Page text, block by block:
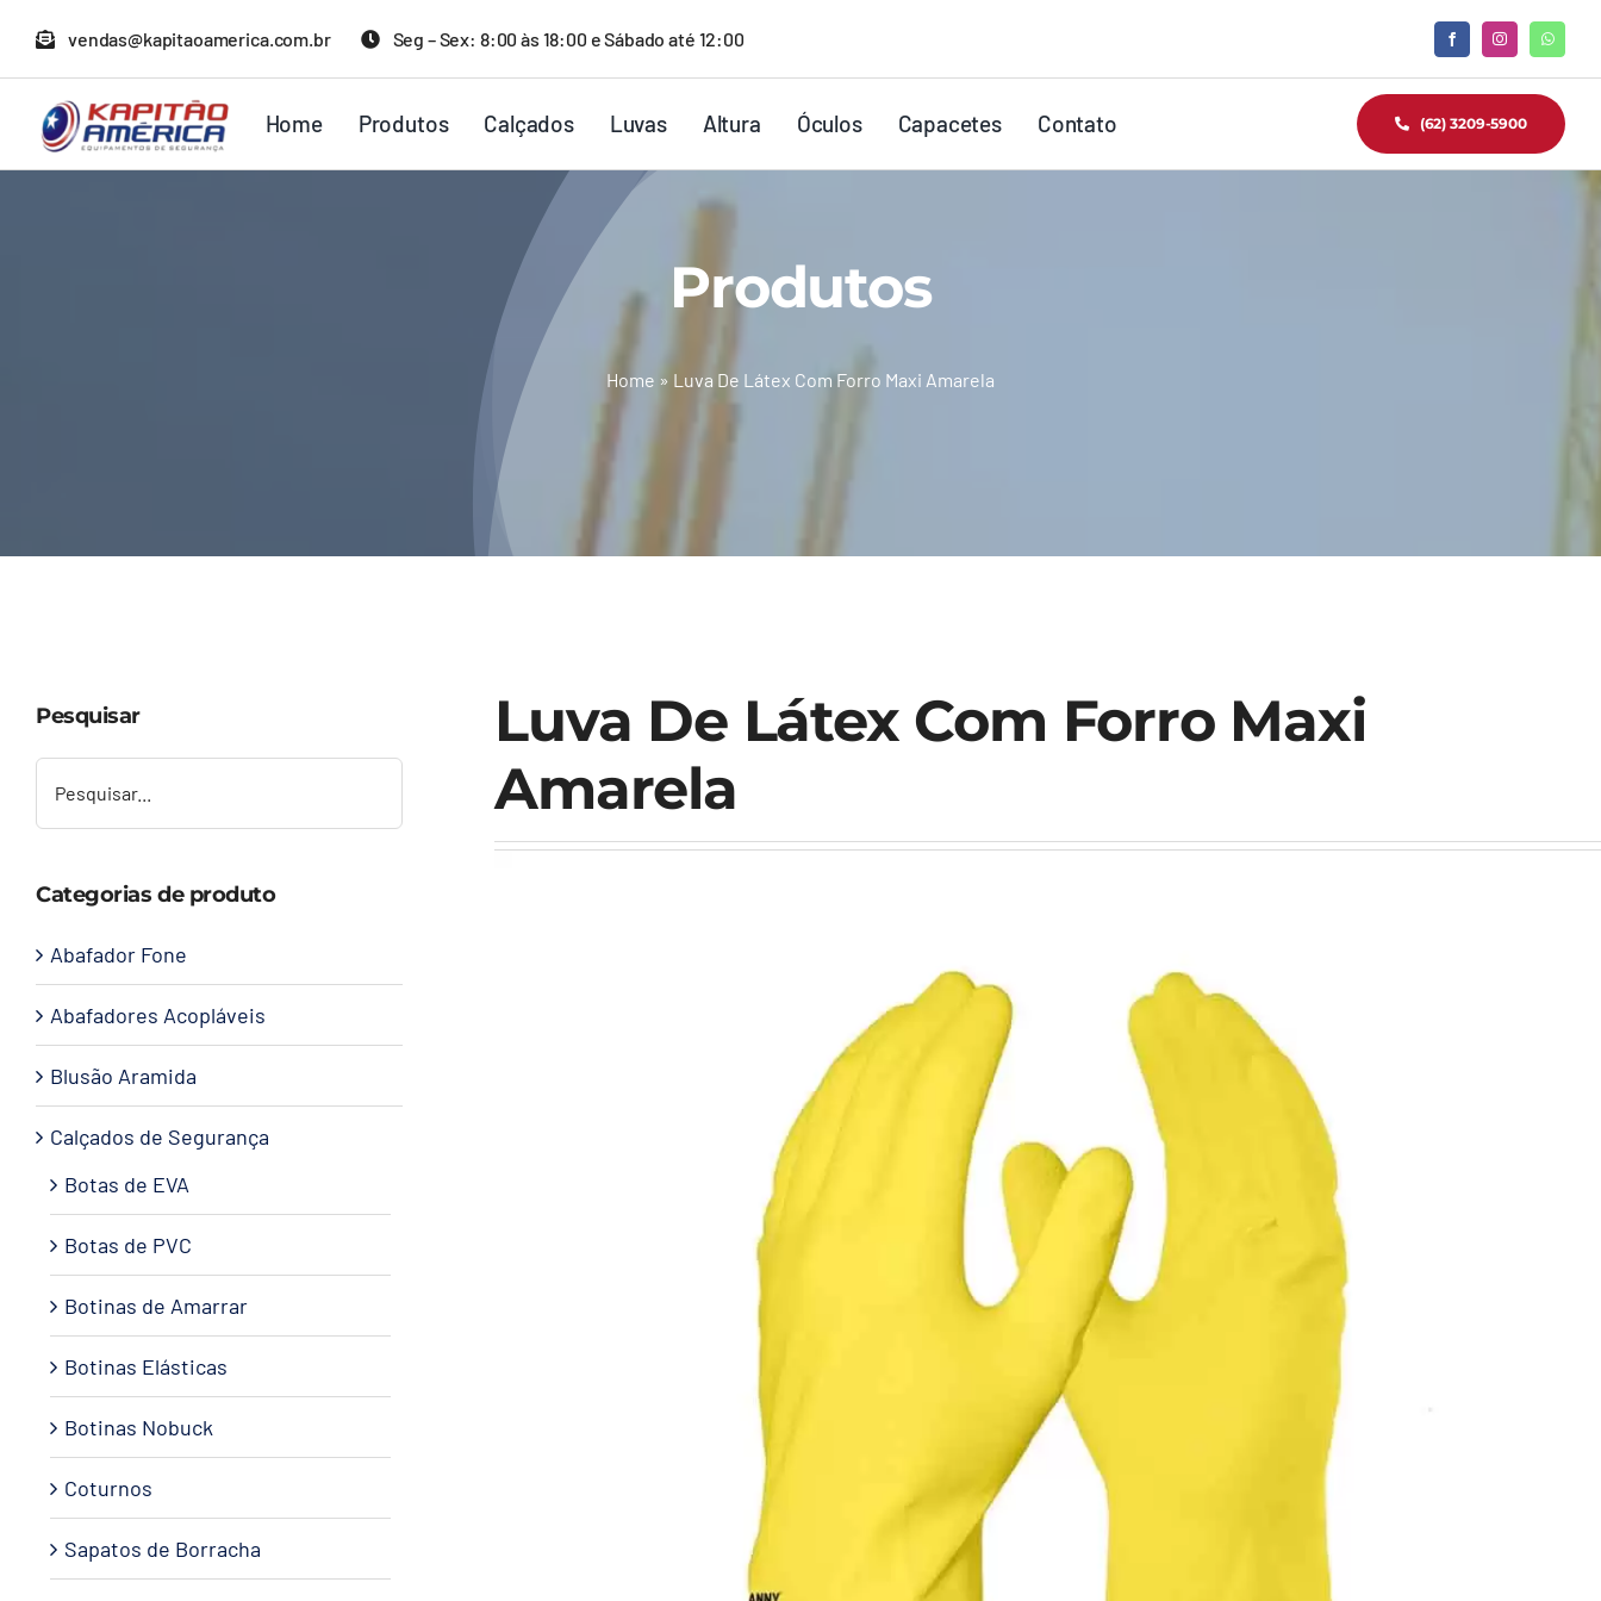
para
conteúdo
vendas@kapitaoamerica.com.br Seg – Sex: 8:00 às 18:00 e Sábado até 12:00
Home Produtos Calçados Luvas Altura Óculos Capacetes Contato (62) 3209-5900
Produtos
Home » Luva De Látex Com Forro Maxi Amarela
Luva De Látex Com Forro Maxi
Amarela
Pesquisar
Categorias de produto
Abafador Fone
Abafadores Acopláveis
Blusão Aramida
Calçados de Segurança
Botas de EVA
Botas de PVC
Botinas de Amarrar
Botinas Elásticas
Botinas Nobuck
Coturnos
Sapatos de Borracha